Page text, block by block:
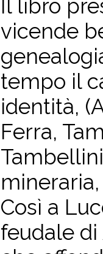
Il libro
vicende
tempo il
identità,
Ferra,
Così a
feudale